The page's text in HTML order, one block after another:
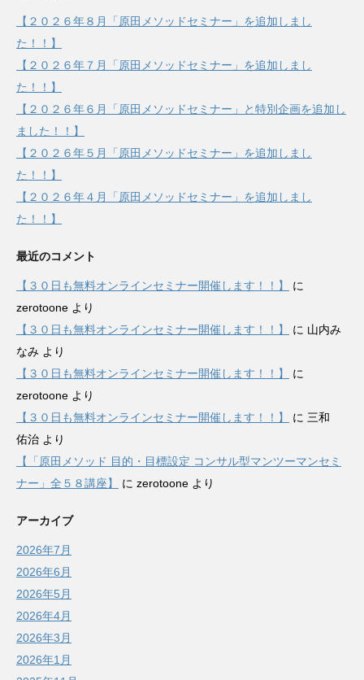
【２０２６年８月「原田メソッドセミナー」を追加しまし
た！！】
【２０２６年７月「原田メソッドセミナー」を追加しまし
た！！】
【２０２６年６月「原田メソッドセミナー」と特別企画を追加し
ました！！】
【２０２６年５月「原田メソッドセミナー」を追加しまし
た！！】
【２０２６年４月「原田メソッドセミナー」を追加しまし
た！！】
最近のコメント
【３０日も無料オンラインセミナー開催します！！】
に
zerotoone より
【３０日も無料オンラインセミナー開催します！！】
に 山内み
なみ より
【３０日も無料オンラインセミナー開催します！！】
に
zerotoone より
【３０日も無料オンラインセミナー開催します！！】
に 三和
佑治 より
【「原田メソッド 目的・目標設定 コンサル型マンツーマンセミ
ナー」全５８講座】
に zerotoone より
アーカイブ
2026年7月
2026年6月
2026年5月
2026年4月
2026年3月
2026年1月